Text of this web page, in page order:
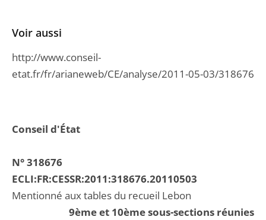
Conseil d'État
N° 318676
ECLI:FR:CESSR:2011:318676.20110503
Mentionné aux tables du recueil Lebon
9ème et 10ème sous-sections réunies
Voir aussi
http://www.conseil-
etat.fr/fr/arianeweb/CE/analyse/2011-05-03/318676